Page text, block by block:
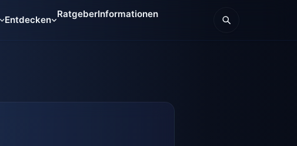
Entdecken
RatgeberInformationen